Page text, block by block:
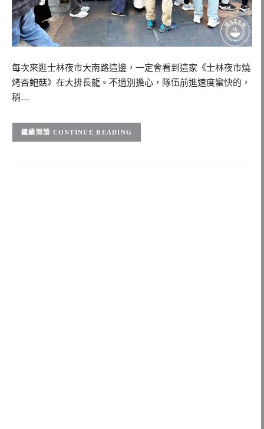
每次來逛士林夜市大南路這邊，一定會看到這家《士林夜市燒
烤杏鮑菇》在大排長龍。不過別擔心，隊伍前進速度蠻快的，
稍…
CONTINUE READING